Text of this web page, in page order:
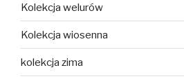
Kolekcja welurów
Kolekcja wiosenna
kolekcja zima